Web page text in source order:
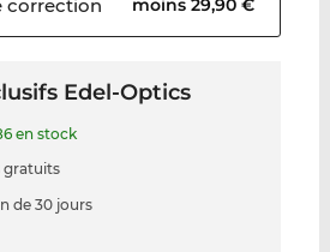
correction moins 29,90 €
Edel-Optics
en stock
gratuits
de 30 jours